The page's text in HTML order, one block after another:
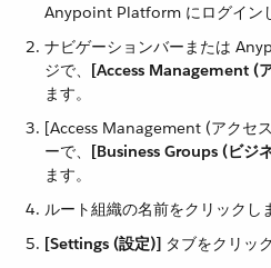
Anypoint Platform にログイン
ナビゲーションバーまたは
ジで、​ [Access Management (
ます。
[Access Management (アクセ
ーで、​ [Business Groups (ビジ
ます。
ルート組織の名前をクリックし
[Settings (設定)] タブをクリッ